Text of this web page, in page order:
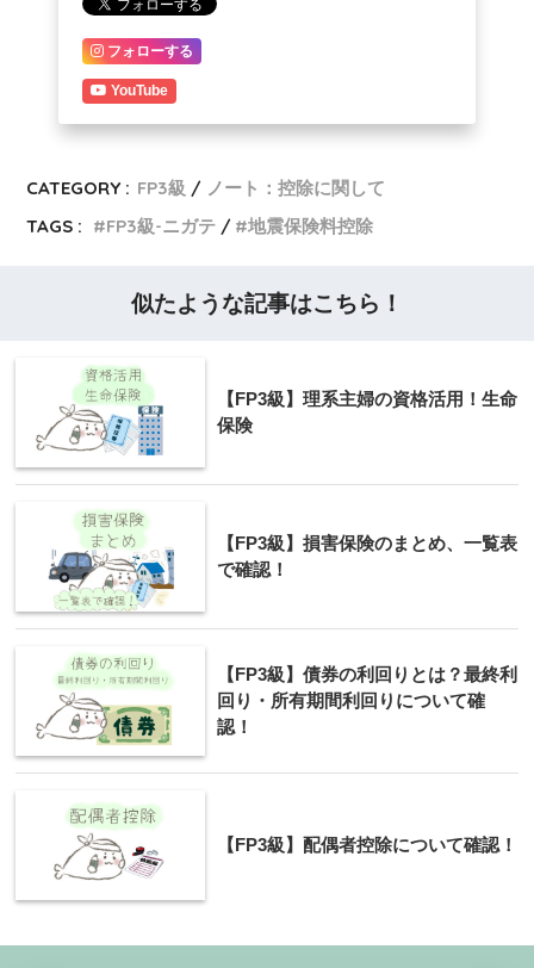
フォローする
YouTube
CATEGORY : FP3級
ノート：控除に関して
TAGS :
FP3級-ニガテ 地震保険料控除
似たような記事はこちら！
【FP3級】理系主婦の資格活用！生命
保険
【FP3級】損害保険のまとめ、一覧表
で確認！
【FP3級】債券の利回りとは？最終利
回り・所有期間利回りについて確
認！
【FP3級】配偶者控除について確認！